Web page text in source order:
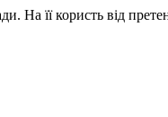
її користь від